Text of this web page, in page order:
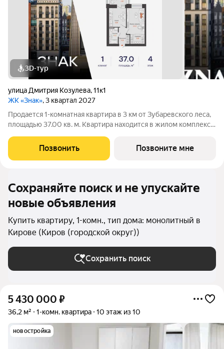
3D-тур
улица Дмитрия Козулева,11к1
ЖК «Знак», 3 квартал 2027
Продается 1-комнатная квартира в 3 км от Зубаревского леса,
площадью 37.00 кв. м. Квартира находится в жилом комплексе
комплексе воплощена концепция «15-минутного города». Все
необходимые объекты:
Позвонить Позвоните мне
Сохраняйте поиск и не упускайте
новые объявления
Купить квартиру, 1-комн., тип дома: монолитный в
Кирове (Киров (городской округ))
Сохранить поиск
5 430 000 ₽
36,2 м² 1-комн. квартира 10 этаж из 10
новостройка